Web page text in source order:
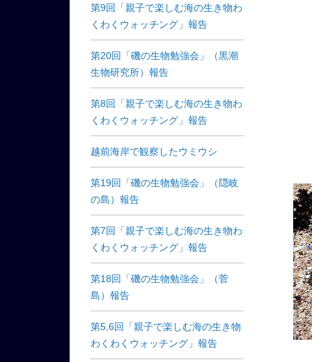
第9回「親子で楽しむ海の生き物わ
くわくウォッチング」報告
第20回「磯の生物勉強会」（黒潮
生物研究所）報告
第8回「親子で楽しむ海の生き物わ
くわくウォッチング」報告
越前海岸で観察したウミウシ
第19回「磯の生物勉強会」（隠岐
の島）報告
第7回「親子で楽しむ海の生き物わ
くわくウォッチング」報告
第18回「磯の生物勉強会」（菅
島）報告
第5,6回「親子で楽しむ海の生き物
わくわくウォッチング」報告